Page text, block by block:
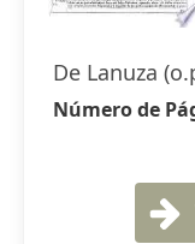
De Lanuza
Número de